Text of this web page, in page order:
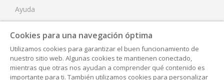
Ayuda
Tarifas
Aviso Legal
Política de Privacidad
Cookies para una navegación óptima
Utilizamos cookies para garantizar el buen funcionamiento de
nuestro sitio web. Algunas cookies te mantienen conectado,
mientras que otras nos ayudan a comprender qué contenido es
importante para ti. También utilizamos cookies para personalizar